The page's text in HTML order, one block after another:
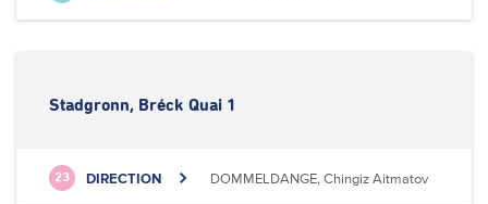
Stadgronn, Bréck Quai 1
23 DIRECTION DOMMELDANGE, Chingiz Aitmatov